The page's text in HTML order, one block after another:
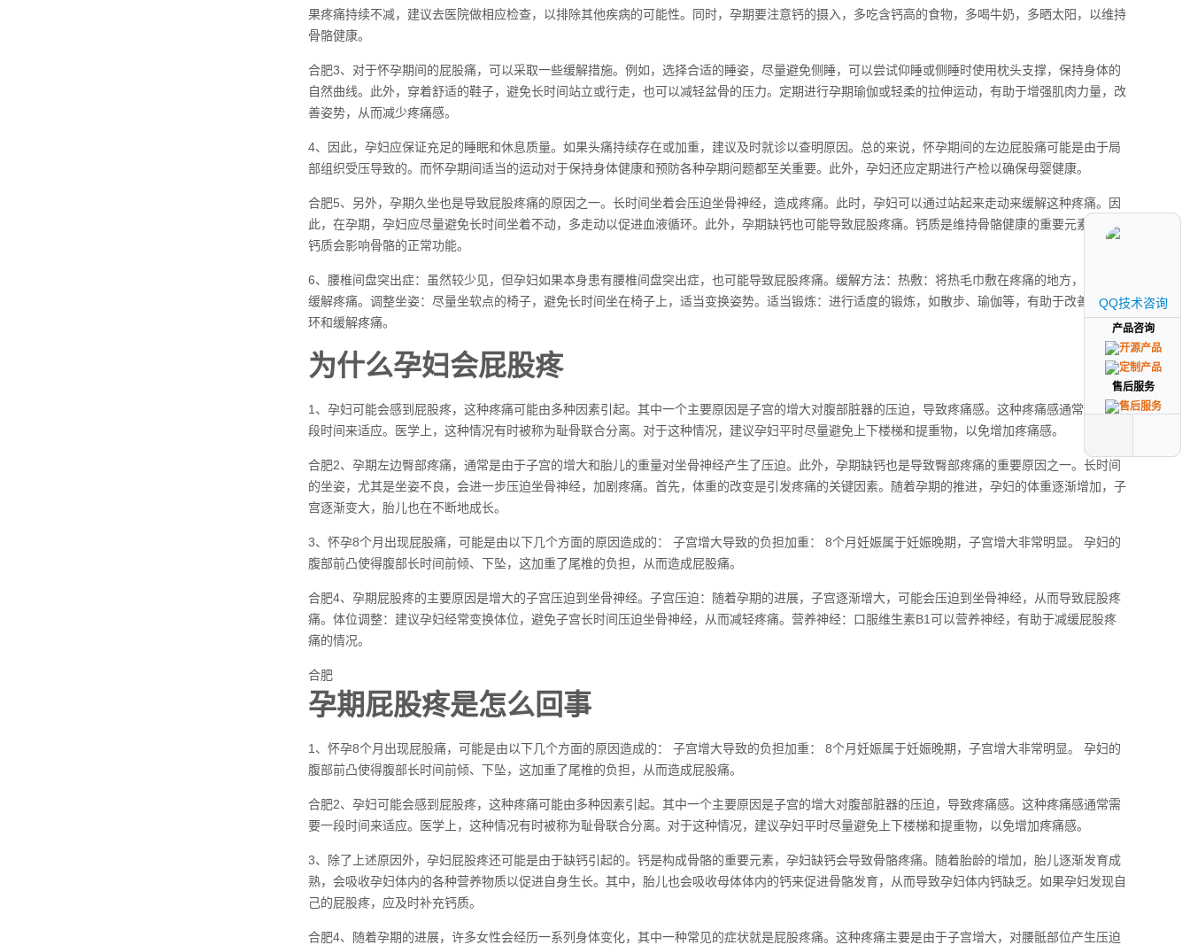
果疼痛持续不减，建议去医院做相应检查，以排除其他疾病的可能性。同时，孕期要注意钙的摄入，多吃含钙高的食物，多喝牛奶，多晒太阳，以维持
骨骼健康。
合肥3、对于怀孕期间的屁股痛，可以采取一些缓解措施。例如，选择合适的睡姿，尽量避免侧睡，可以尝试仰睡或侧睡时使用枕头支撑，保持身体的
自然曲线。此外，穿着舒适的鞋子，避免长时间站立或行走，也可以减轻盆骨的压力。定期进行孕期瑜伽或轻柔的拉伸运动，有助于增强肌肉力量，改
善姿势，从而减少疼痛感。
4、因此，孕妇应保证充足的睡眠和休息质量。如果头痛持续存在或加重，建议及时就诊以查明原因。总的来说，怀孕期间的左边屁股痛可能是由于局
部组织受压导致的。而怀孕期间适当的运动对于保持身体健康和预防各种孕期问题都至关重要。此外，孕妇还应定期进行产检以确保母婴健康。
合肥5、另外，孕期久坐也是导致屁股疼痛的原因之一。长时间坐着会压迫坐骨神经，造成疼痛。此时，孕妇可以通过站起来走动来缓解这种疼痛。因
此，在孕期，孕妇应尽量避免长时间坐着不动，多走动以促进血液循环。此外，孕期缺钙也可能导致屁股疼痛。钙质是维持骨骼健康的重要元素，缺乏
钙质会影响骨骼的正常功能。
6、腰椎间盘突出症：虽然较少见，但孕妇如果本身患有腰椎间盘突出症，也可能导致屁股疼痛。缓解方法：热敷：将热毛巾敷在疼痛的地方，有助于
缓解疼痛。调整坐姿：尽量坐软点的椅子，避免长时间坐在椅子上，适当变换姿势。适当锻炼：进行适度的锻炼，如散步、瑜伽等，有助于改善血液循
环和缓解疼痛。
为什么孕妇会屁股疼
1、孕妇可能会感到屁股疼，这种疼痛可能由多种因素引起。其中一个主要原因是子宫的增大对腹部脏器的压迫，导致疼痛感。这种疼痛感通常需要一
段时间来适应。医学上，这种情况有时被称为耻骨联合分离。对于这种情况，建议孕妇平时尽量避免上下楼梯和提重物，以免增加疼痛感。
合肥2、孕期左边臀部疼痛，通常是由于子宫的增大和胎儿的重量对坐骨神经产生了压迫。此外，孕期缺钙也是导致臀部疼痛的重要原因之一。长时间
的坐姿，尤其是坐姿不良，会进一步压迫坐骨神经，加剧疼痛。首先，体重的改变是引发疼痛的关键因素。随着孕期的推进，孕妇的体重逐渐增加，子
宫逐渐变大，胎儿也在不断地成长。
3、怀孕8个月出现屁股痛，可能是由以下几个方面的原因造成的： 子宫增大导致的负担加重： 8个月妊娠属于妊娠晚期，子宫增大非常明显。 孕妇的
腹部前凸使得腹部长时间前倾、下坠，这加重了尾椎的负担，从而造成屁股痛。
合肥4、孕期屁股疼的主要原因是增大的子宫压迫到坐骨神经。子宫压迫：随着孕期的进展，子宫逐渐增大，可能会压迫到坐骨神经，从而导致屁股疼
痛。体位调整：建议孕妇经常变换体位，避免子宫长时间压迫坐骨神经，从而减轻疼痛。营养神经：口服维生素B1可以营养神经，有助于减缓屁股疼
痛的情况。
合肥
孕期屁股疼是怎么回事
1、怀孕8个月出现屁股痛，可能是由以下几个方面的原因造成的： 子宫增大导致的负担加重： 8个月妊娠属于妊娠晚期，子宫增大非常明显。 孕妇的
腹部前凸使得腹部长时间前倾、下坠，这加重了尾椎的负担，从而造成屁股痛。
合肥2、孕妇可能会感到屁股疼，这种疼痛可能由多种因素引起。其中一个主要原因是子宫的增大对腹部脏器的压迫，导致疼痛感。这种疼痛感通常需
要一段时间来适应。医学上，这种情况有时被称为耻骨联合分离。对于这种情况，建议孕妇平时尽量避免上下楼梯和提重物，以免增加疼痛感。
3、除了上述原因外，孕妇屁股疼还可能是由于缺钙引起的。钙是构成骨骼的重要元素，孕妇缺钙会导致骨骼疼痛。随着胎龄的增加，胎儿逐渐发育成
熟，会吸收孕妇体内的各种营养物质以促进自身生长。其中，胎儿也会吸收母体体内的钙来促进骨骼发育，从而导致孕妇体内钙缺乏。如果孕妇发现自
己的屁股疼，应及时补充钙质。
合肥4、随着孕期的进展，许多女性会经历一系列身体变化，其中一种常见的症状就是屁股疼痛。这种疼痛主要是由于子宫增大，对腰骶部位产生压迫
QQ技术咨询
产品咨询
售后服务
QQ技术咨询
产品咨询
售后服务